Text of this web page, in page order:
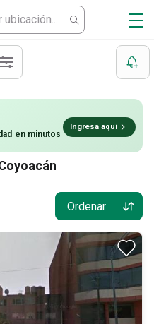
Ordenar
en minutos
Ingresa aquí